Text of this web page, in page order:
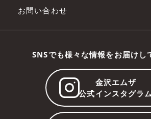
お問い合わせ
SNSでも様々な情報をお届けし
金沢エムザ
公式インスタグラム